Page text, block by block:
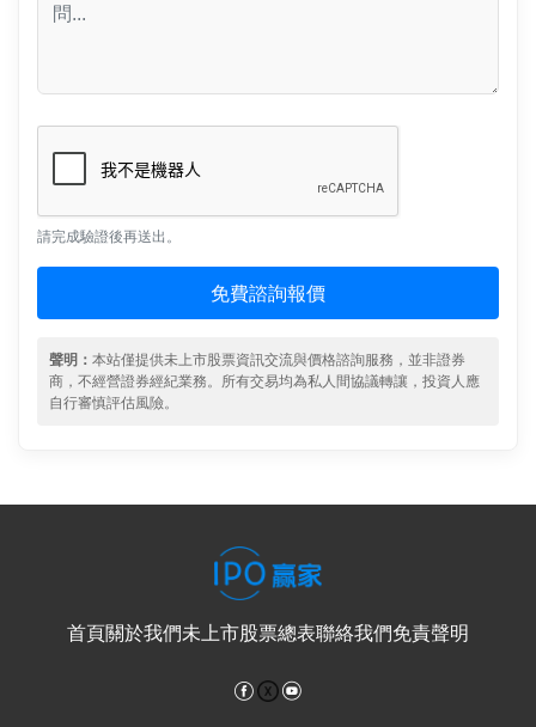
請完成驗證後再送出。
免費諮詢報價
聲明： 本站僅提供未上市股票資訊交流與價格諮詢服務，並非證券
商，不經營證券經紀業務。所有交易均為私人間協議轉讓，投資人應
自行審慎評估風險。
首頁關於我們未上市股票總表聯絡我們免責聲明
Facebook